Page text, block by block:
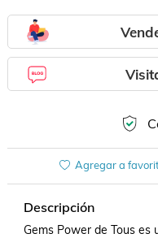
Agregar a
Descripción
Gems Power de Tous es